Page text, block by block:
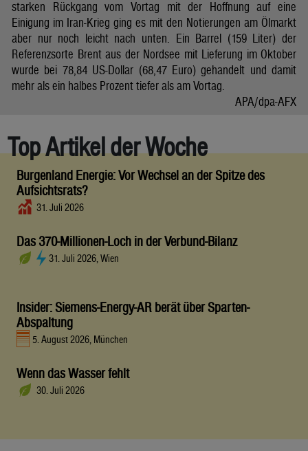
starken Rückgang vom Vortag mit der Hoffnung auf eine
Einigung im Iran-Krieg ging es mit den Notierungen am Ölmarkt
aber nur noch leicht nach unten. Ein Barrel (159 Liter) der
Referenzsorte Brent aus der Nordsee mit Lieferung im Oktober
wurde bei 78,84 US-Dollar (68,47 Euro) gehandelt und damit
mehr als ein halbes Prozent tiefer als am Vortag.
APA/dpa-AFX
Top Artikel der Woche
Burgenland Energie: Vor Wechsel an der Spitze des
Aufsichtsrats?
31. Juli 2026
Das 370-Millionen-Loch in der Verbund-Bilanz
31. Juli 2026, Wien
Insider: Siemens-Energy-AR berät über Sparten-
Abspaltung
5. August 2026, München
Wenn das Wasser fehlt
30. Juli 2026